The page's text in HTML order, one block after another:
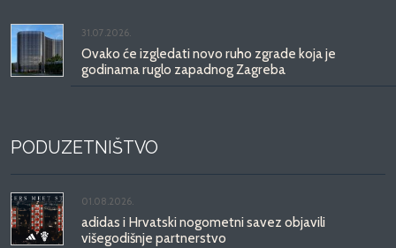
31.07.2026.
Ovako će izgledati novo ruho zgrade koja je
godinama ruglo zapadnog Zagreba
PODUZETNIŠTVO
01.08.2026.
adidas i Hrvatski nogometni savez objavili
višegodišnje partnerstvo